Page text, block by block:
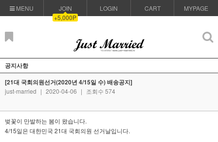
MENU
JOIN
+5,000P
LOGIN CART MYPAGE
공지사항
[21대 국회의원선거(2020년 4/15일 수) 배송공지]
just-married | 2020-04-06 | 조회수 574
벚꽃이 만발하는 봄이 왔습니다.
4/15일은 대한민국 21대 국회의원 선거날입니다.